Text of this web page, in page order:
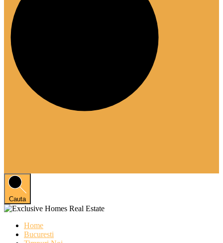
Cauta
Home
Bucuresti